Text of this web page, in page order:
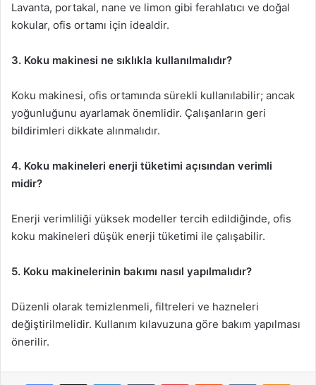
Lavanta, portakal, nane ve limon gibi ferahlatıcı ve doğal
kokular, ofis ortamı için idealdir.
3. Koku makinesi ne sıklıkla kullanılmalıdır?
Koku makinesi, ofis ortamında sürekli kullanılabilir; ancak
yoğunluğunu ayarlamak önemlidir. Çalışanların geri
bildirimleri dikkate alınmalıdır.
4. Koku makineleri enerji tüketimi açısından verimli
midir?
Enerji verimliliği yüksek modeller tercih edildiğinde, ofis
koku makineleri düşük enerji tüketimi ile çalışabilir.
5. Koku makinelerinin bakımı nasıl yapılmalıdır?
Düzenli olarak temizlenmeli, filtreleri ve hazneleri
değiştirilmelidir. Kullanım kılavuzuna göre bakım yapılması
önerilir.